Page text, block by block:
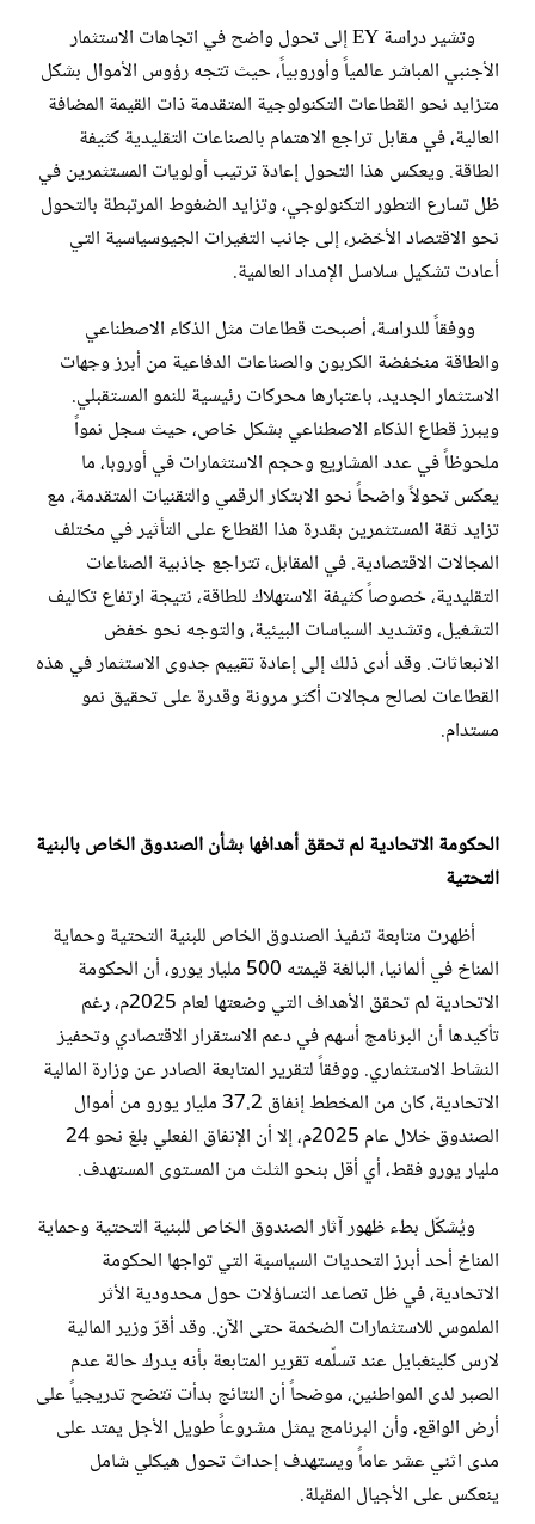
وتشير دراسة EY إلى تحول واضح في اتجاهات الاستثمار
الأجنبي المباشر عالمياً وأوروبياً، حيث تتجه رؤوس الأموال بشكل
متزايد نحو القطاعات التكنولوجية المتقدمة ذات القيمة المضافة
العالية، في مقابل تراجع الاهتمام بالصناعات التقليدية كثيفة
الطاقة. ويعكس هذا التحول إعادة ترتيب أولويات المستثمرين في
ظل تسارع التطور التكنولوجي، وتزايد الضغوط المرتبطة بالتحول
نحو الاقتصاد الأخضر، إلى جانب التغيرات الجيوسياسية التي
أعادت تشكيل سلاسل الإمداد العالمية.
ووفقاً للدراسة، أصبحت قطاعات مثل الذكاء الاصطناعي
والطاقة منخفضة الكربون والصناعات الدفاعية من أبرز وجهات
الاستثمار الجديد، باعتبارها محركات رئيسية للنمو المستقبلي.
ويبرز قطاع الذكاء الاصطناعي بشكل خاص، حيث سجل نمواً
ملحوظاً في عدد المشاريع وحجم الاستثمارات في أوروبا، ما
يعكس تحولاً واضحاً نحو الابتكار الرقمي والتقنيات المتقدمة، مع
تزايد ثقة المستثمرين بقدرة هذا القطاع على التأثير في مختلف
المجالات الاقتصادية. في المقابل، تتراجع جاذبية الصناعات
التقليدية، خصوصاً كثيفة الاستهلاك للطاقة، نتيجة ارتفاع تكاليف
التشغيل، وتشديد السياسات البيئية، والتوجه نحو خفض
الانبعاثات. وقد أدى ذلك إلى إعادة تقييم جدوى الاستثمار في هذه
القطاعات لصالح مجالات أكثر مرونة وقدرة على تحقيق نمو
مستدام.
الحكومة الاتحادية لم تحقق أهدافها بشأن الصندوق الخاص بالبنية
التحتية
أظهرت متابعة تنفيذ الصندوق الخاص للبنية التحتية وحماية
المناخ في ألمانيا، البالغة قيمته 500 مليار يورو، أن الحكومة
الاتحادية لم تحقق الأهداف التي وضعتها لعام 2025م، رغم
تأكيدها أن البرنامج أسهم في دعم الاستقرار الاقتصادي وتحفيز
النشاط الاستثماري. ووفقاً لتقرير المتابعة الصادر عن وزارة المالية
الاتحادية، كان من المخطط إنفاق 37.2 مليار يورو من أموال
الصندوق خلال عام 2025م، إلا أن الإنفاق الفعلي بلغ نحو 24
مليار يورو فقط، أي أقل بنحو الثلث من المستوى المستهدف.
ويُشكّل بطء ظهور آثار الصندوق الخاص للبنية التحتية وحماية
المناخ أحد أبرز التحديات السياسية التي تواجها الحكومة
الاتحادية، في ظل تصاعد التساؤلات حول محدودية الأثر
الملموس للاستثمارات الضخمة حتى الآن. وقد أقرّ وزير المالية
لارس كلينغبايل عند تسلّمه تقرير المتابعة بأنه يدرك حالة عدم
الصبر لدى المواطنين، موضحاً أن النتائج بدأت تتضح تدريجياً على
أرض الواقع، وأن البرنامج يمثل مشروعاً طويل الأجل يمتد على
مدى اثني عشر عاماً ويستهدف إحداث تحول هيكلي شامل
ينعكس على الأجيال المقبلة.